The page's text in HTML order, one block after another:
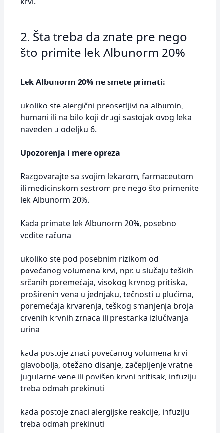
2. Šta treba da znate pre nego
što primite lek Albunorm 20%
Lek Albunorm 20% ne smete primati:
ukoliko ste alergični preosetljivi na albumin,
humani ili na bilo koji drugi sastojak ovog leka
naveden u odeljku 6.
Upozorenja i mere opreza
Razgovarajte sa svojim lekarom, farmaceutom
ili medicinskom sestrom pre nego što primenite
lek Albunorm 20%.
Kada primate lek Albunorm 20%, posebno
vodite računa
ukoliko ste pod posebnim rizikom od
povećanog volumena krvi, npr. u slučaju teških
srčanih poremećaja, visokog krvnog pritiska,
proširenih vena u jednjaku, tečnosti u plućima,
poremećaja krvarenja, teškog smanjenja broja
crvenih krvnih zrnaca ili prestanka izlučivanja
urina
kada postoje znaci povećanog volumena krvi
glavobolja, otežano disanje, začepljenje vratne
jugularne vene ili povišen krvni pritisak, infuziju
treba odmah prekinuti
kada postoje znaci alergijske reakcije, infuziju
treba odmah prekinuti